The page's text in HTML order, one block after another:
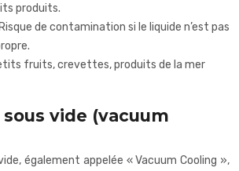
produits.
Risque de contamination si le liquide n’est pas
fruits, crevettes, produits de la mer
vide (vacuum
également appelée « Vacuum Cooling »,